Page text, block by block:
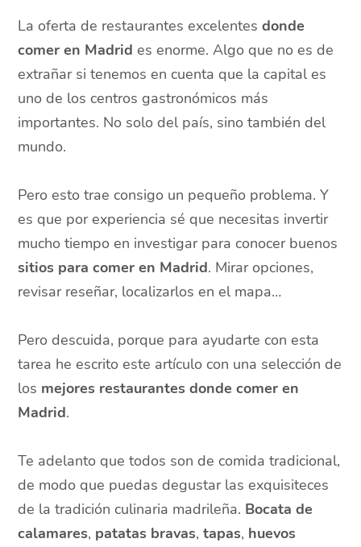
La oferta de restaurantes excelentesdonde
comer en Madrid es enorme. Algo que no es de
extrañar si tenemos en cuenta que la capital es
uno de los centros gastronómicos más
importantes. No solo del país, sino también del
mundo.
Pero esto trae consigo un pequeño problema. Y
es que por experiencia sé que necesitas invertir
mucho tiempo en investigar para conocer buenos
sitios para comer en Madrid. Mirar opciones,
revisar reseñar, localizarlos en el mapa…
Pero descuida, porque para ayudarte con esta
tarea he escrito este artículo con una selección de
los mejores restaurantes donde comer en
Madrid.
Te adelanto que todos son de comida tradicional,
de modo que puedas degustar las exquisiteces
de la tradición culinaria madrileña. Bocata de
calamares, patatas bravas,tapas, huevos